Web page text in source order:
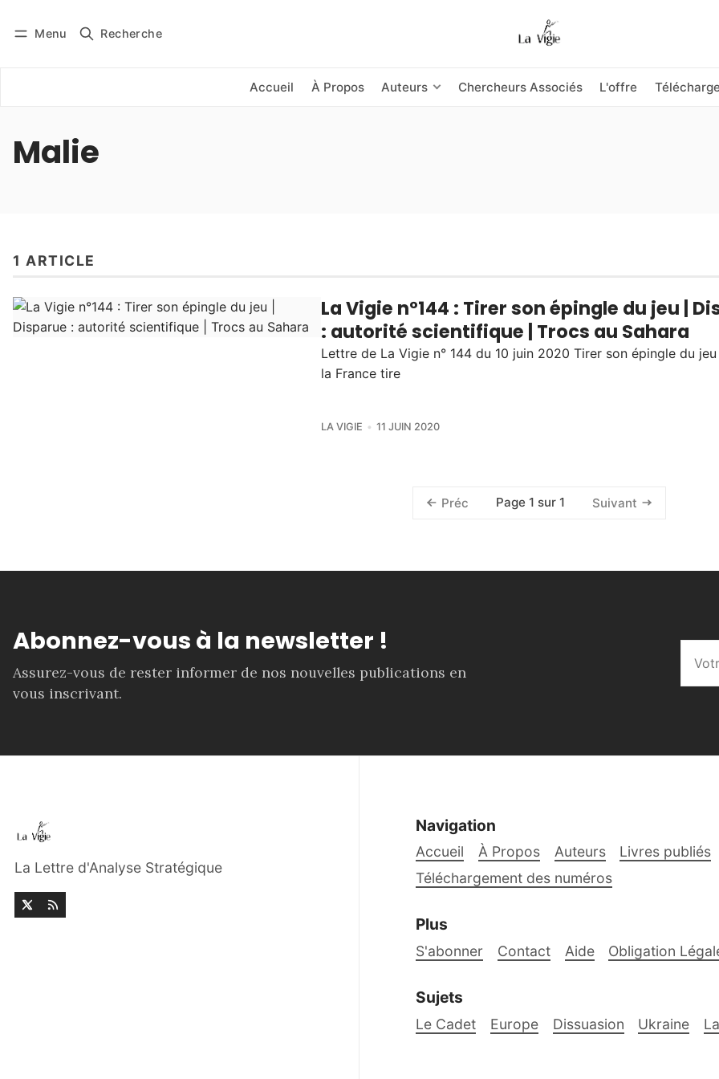
Menu Recherche
Accueil À Propos Auteurs Chercheurs Associés L'offre
Se connecter
Malie
1 ARTICLE
La Vigie n°144 : Tirer son épingle du jeu |
: autorité scientifique | Trocs au Sahara
Lettre de La Vigie n° 144 du 10 juin 2020 Tirer son épingle du
la France tire
LA VIGIE 11 JUIN 2020
Préc Page 1 sur 1 Suivant
Abonnez-vous à la newsletter !
Assurez-vous de rester informer de nos nouvelles publications en
vous inscrivant.
La Lettre d'Analyse Stratégique
Navigation
Accueil À Propos Auteurs Livres publiés
Téléchargement des numéros
Plus
S'abonner Contact Aide Obligation
Sujets
Le Cadet Europe Dissuasion Ukraine